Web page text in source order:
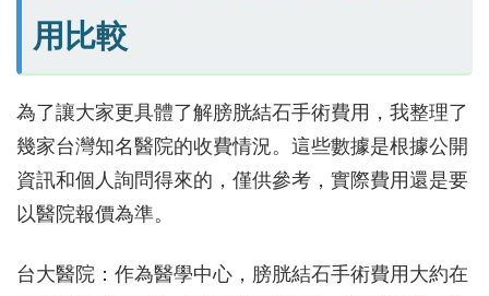
用比較
為了讓大家更具體了解膀胱結石手術費用，我整理了
幾家台灣知名醫院的收費情況。這些數據是根據公開
資訊和個人詢問得來的，僅供參考，實際費用還是要
以醫院報價為準。
台大醫院：作為醫學中心，膀胱結石手術費用大約在